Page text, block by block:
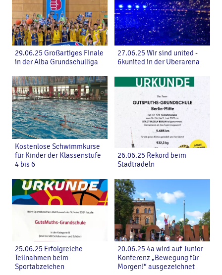
29.06.25 Großartiges Finale
in der Alba Grundschulliga
27.06.25 Wir sind united -
6kunited in der Uberarena
Kostenlose Schwimmkurse
für Kinder der Klassenstufe
4 bis 6
26.06.25 Rekord beim
Stadtradeln
25.06.25 Erfolgreiche
Teilnahmen beim
Sportabzeichen
20.06.25 4a wird auf Junior
Konferenz „Bewegung für
Morgen!“ ausgezeichnet